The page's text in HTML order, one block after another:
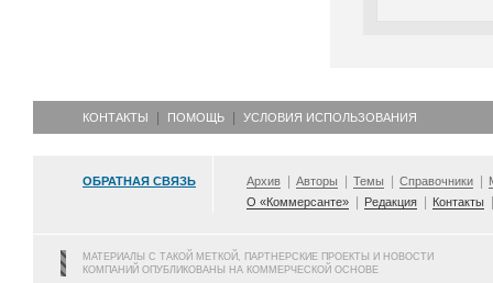
КОНТАКТЫ ПОМОЩЬ УСЛОВИЯ ИСПОЛЬЗОВАНИЯ
ОБРАТНАЯ СВЯЗЬ Архив Авторы Темы Справочники
О «Коммерсанте»
Редакция Контакты
МАТЕРИАЛЫ С ТАКОЙ МЕТКОЙ, ПАРТНЕРСКИЕ ПРОЕКТЫ И НОВОСТИ
КОМПАНИЙ ОПУБЛИКОВАНЫ НА КОММЕРЧЕСКОЙ ОСНОВЕ